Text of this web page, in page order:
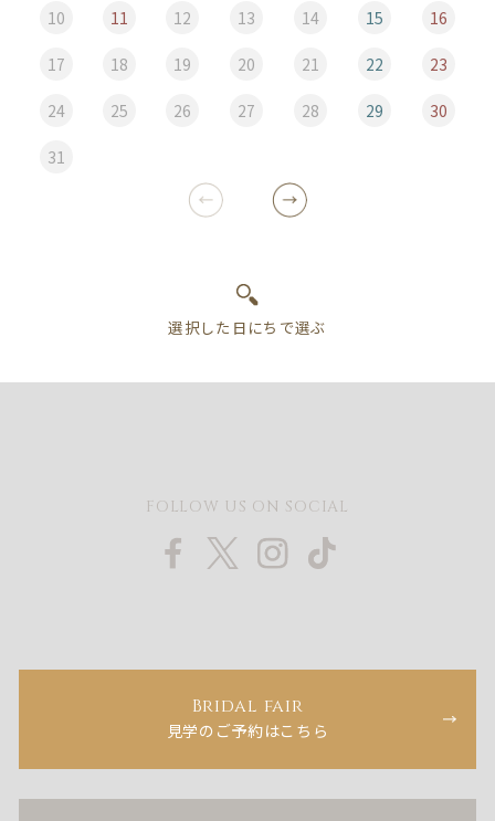
10 11 12 13 14 15 16
17 18 19 20 21 22 23
24 25 26 27 28 29 30
31
FOLLOW US ON SOCIAL
Bridal fair
見学のご予約はこちら